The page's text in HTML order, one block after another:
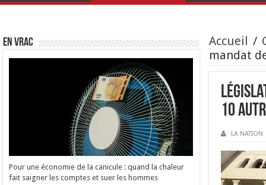
Accueil /
mandat
10
LA NATION
EN VRAC
Pour une économie de la canicule : quand la chaleur
fait saigner les comptes et suer les hommes